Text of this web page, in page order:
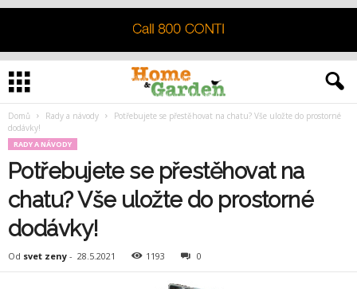
Domů Rady a návody
Potřebujete se přestěhovat na chatu? Vše uložte do prostorné
dodávky!
RADY A NÁVODY
Potřebujete se přestěhovat na
chatu? Vše uložte do prostorné
dodávky!
Od svet zeny - 28.5.2021 1193 0